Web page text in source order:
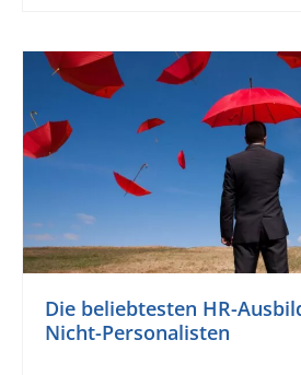
Die beliebtesten HR-
Nicht-Personalisten